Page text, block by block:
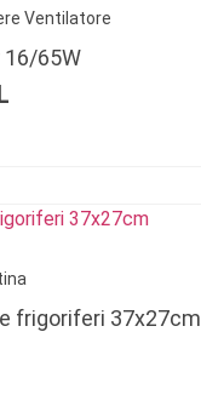
Ventilatore
65W
frigoriferi 37x27cm